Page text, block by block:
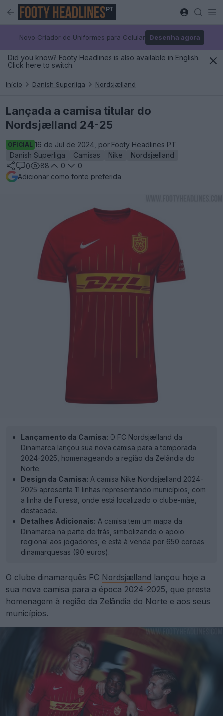
PT
Novo Criador de Uniformes para Celular Desenha agora
Did you know? Footy Headlines is also available in English.
Click here to switch.
Início Danish Superliga Nordsjælland
Lançada a camisa titular do
Nordsjælland 24-25
OFICIAL 16 de Jul de 2024, por Footy Headlines PT
Danish Superliga
Camisas Nike
Nordsjælland
0
88 0
0
Adicionar como fonte preferida
Lançamento da Camisa: O FC Nordsjælland da
Dinamarca lançou sua nova camisa para a temporada
2024-2025, homenageando a região da Zelândia do
Norte.
Design da Camisa: A camisa Nike Nordsjælland 2024-
2025 apresenta 11 linhas representando municípios, com
a linha de Furesø, onde está localizado o clube-mãe,
destacada.
Detalhes Adicionais: A camisa tem um mapa da
Dinamarca na parte de trás, simbolizando o apoio
regional aos jogadores, e está à venda por 650 coroas
dinamarquesas (90 euros).
O clube dinamarquês FC Nordsjælland lançou hoje a
sua nova camisa para a época 2024-2025, que presta
homenagem à região da Zelândia do Norte e aos seus
municípios.